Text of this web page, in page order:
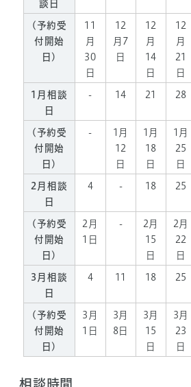
談日
(予約受
付開始
日)
11
月
30
日
12
月7
日
12
月
14
日
12
月
21
日
1月相談
日
- 14 21 28
(予約受
付開始
日)
-
1月
12
日
1月
18
日
1月
25
日
2月相談
日
4 - 18 25
(予約受
付開始
日)
2月
1日
-
2月
15
日
2月
22
日
3月相談
日
4 11 18 25
(予約受
付開始
日)
3月
1日
3月
8日
3月
15
日
3月
23
日
相談時間